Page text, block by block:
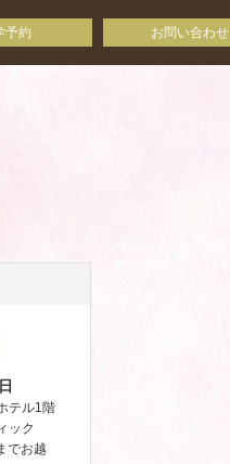
予約 お問い合わせ
テル1階
ック
でお越